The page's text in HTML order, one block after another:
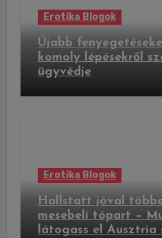
Erotika Blogok
Újabb
komoly lépésekről
ügyvédje
Erotika Blogok
Hallstatt jóval
mesebeli tópart –
látogass el Ausztria